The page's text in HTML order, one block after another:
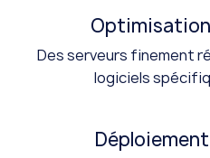
Des serveurs finement
logiciels